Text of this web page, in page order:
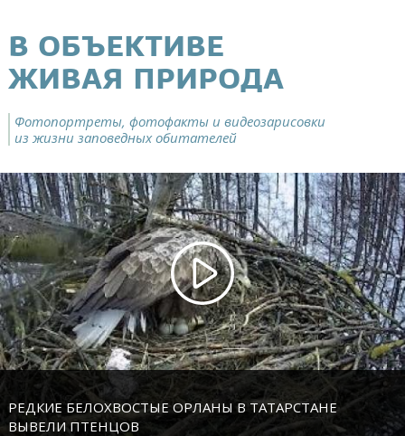
В ОБЪЕКТИВЕ
ЖИВАЯ ПРИРОДА
Фотопортреты, фотофакты и видеозарисовки
из жизни заповедных обитателей
РЕДКИЕ БЕЛОХВОСТЫЕ ОРЛАНЫ В ТАТАРСТАНЕ
ВЫВЕЛИ ПТЕНЦОВ